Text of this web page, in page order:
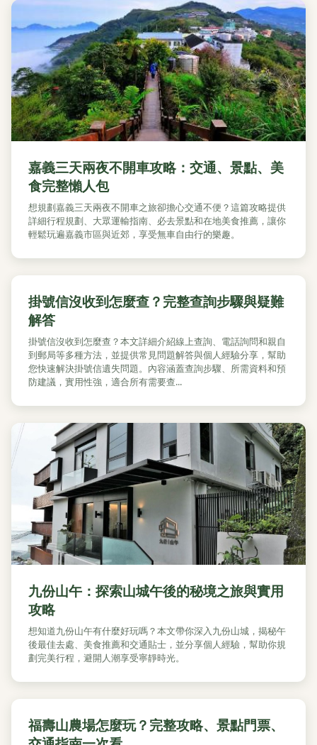
嘉義三天兩夜不開車攻略：交通、景點、美
食完整懶人包
想規劃嘉義三天兩夜不開車之旅卻擔心交通不便？這篇攻略提供
詳細行程規劃、大眾運輸指南、必去景點和在地美食推薦，讓你
輕鬆玩遍嘉義市區與近郊，享受無車自由行的樂趣。
掛號信沒收到怎麼查？完整查詢步驟與疑難
解答
掛號信沒收到怎麼查？本文詳細介紹線上查詢、電話詢問和親自
到郵局等多種方法，並提供常見問題解答與個人經驗分享，幫助
您快速解決掛號信遺失問題。內容涵蓋查詢步驟、所需資料和預
防建議，實用性強，適合所有需要查...
九份山午：探索山城午後的秘境之旅與實用
攻略
想知道九份山午有什麼好玩嗎？本文帶你深入九份山城，揭秘午
後最佳去處、美食推薦和交通貼士，並分享個人經驗，幫助你規
劃完美行程，避開人潮享受寧靜時光。
福壽山農場怎麼玩？完整攻略、景點門票、